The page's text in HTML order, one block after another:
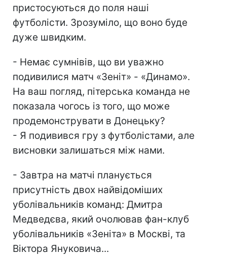
пристосуються до поля наші
футболісти. Зрозуміло, що воно буде
дуже швидким.
- Немає сумнівів, що ви уважно
подивилися матч «Зеніт» - «Динамо».
На ваш погляд, пітерська команда не
показала чогось із того, що може
продемонструвати в Донецьку?
- Я подивився гру з футболістами, але
висновки залишаться між нами.
- Завтра на матчі планується
присутність двох найвідоміших
уболівальників команд: Дмитра
Медведєва, який очолював фан-клуб
уболівальників «Зеніта» в Москві, та
Віктора Януковича...